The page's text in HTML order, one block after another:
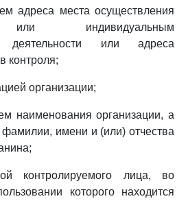
адреса места осуществления
или индивидуальным
деятельности или адреса
контроля;
организации;
наименования организации, а
имени и (или) отчества
контролируемого лица, во
которого находится